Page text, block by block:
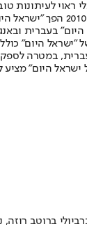
לעיתונות
תשלום. המהדורה
היום"
בעברית,
היום"
ברוטב